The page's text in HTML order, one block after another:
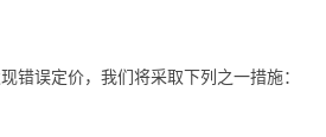
错误定价，我们将采取下列之一措施：